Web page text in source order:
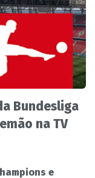
Bundesliga
na TV
e